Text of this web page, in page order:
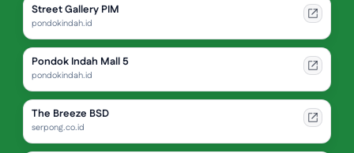
Street Gallery PIM
pondokindah.id
Pondok Indah Mall 5
pondokindah.id
The Breeze BSD
serpong.co.id